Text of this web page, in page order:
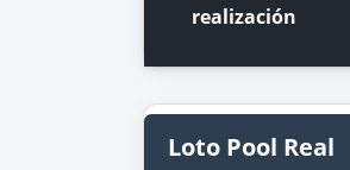
realización
Loto Pool Real